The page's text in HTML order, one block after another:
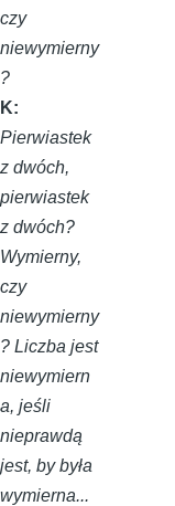
czy
niewymierny
?
K:
Pierwiastek
z dwóch,
pierwiastek
z dwóch?
Wymierny,
czy
niewymierny
? Liczba jest
niewymiern
a, jeśli
nieprawdą
jest, by była
wymierna...